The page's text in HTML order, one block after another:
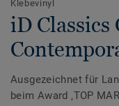
Klebevinyl
iD Classics
Ausgezeichnet für
beim Award ‚TOP